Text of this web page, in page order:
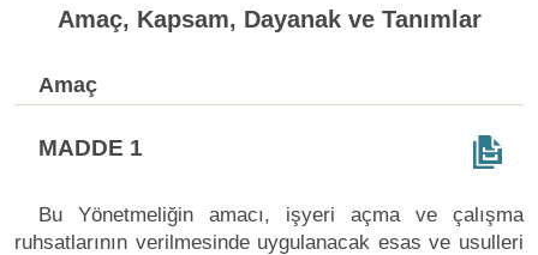
Amaç, Kapsam, Dayanak ve Tanımlar
Amaç
MADDE 1
Bu Yönetmeliğin amacı, işyeri açma ve çalışma
ruhsatlarının verilmesinde uygulanacak esas ve usulleri